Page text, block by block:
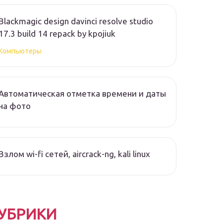
design davinci resolve studio
build 14 repack by kpojiuk
отметка времени и даты
фото
wi-fi сетей, aircrack-ng, kali linux